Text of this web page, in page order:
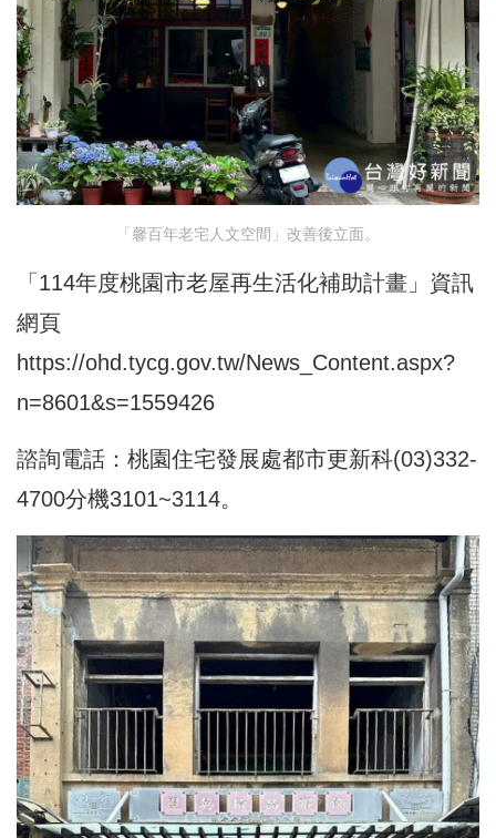
「馨百年老宅人文空間」改善後立面。
「114年度桃園市老屋再生活化補助計畫」資訊
網頁
https://ohd.tycg.gov.tw/News_Content.aspx?
n=8601&s=1559426
諮詢電話：桃園住宅發展處都市更新科(03)332-
4700分機3101~3114。